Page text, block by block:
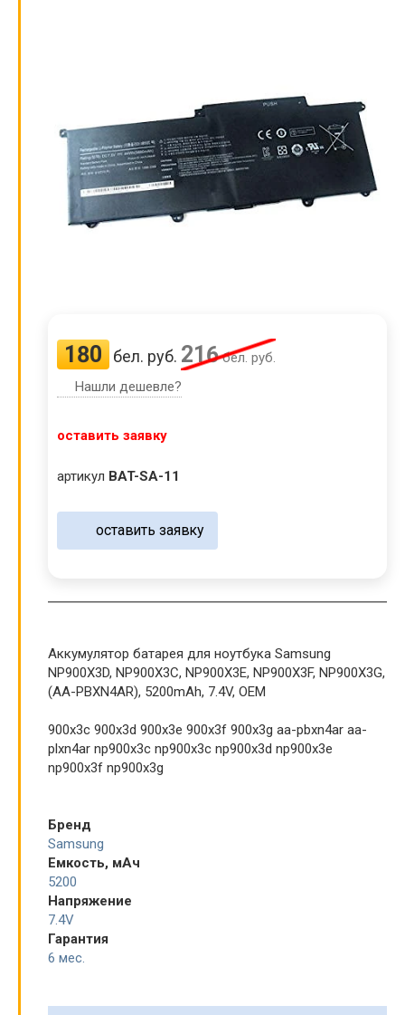
180 бел. руб. 216бел. руб.
Нашли дешевле?
оставить заявку
артикул BAT-SA-11
оставить заявку
Аккумулятор батарея для ноутбука Samsung
NP900X3D, NP900X3C, NP900X3E, NP900X3F, NP900X3G,
(AA-PBXN4AR), 5200mAh, 7.4V, OEM
900x3c 900x3d 900x3e 900x3f 900x3g aa-pbxn4ar aa-
plxn4ar np900x3c np900x3c np900x3d np900x3e
np900x3f np900x3g
Бренд
Samsung
Емкость, мАч
5200
Напряжение
7.4V
Гарантия
6 мес.